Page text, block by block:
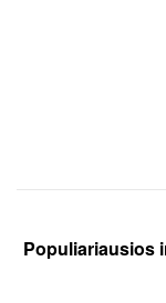
Populiariausios